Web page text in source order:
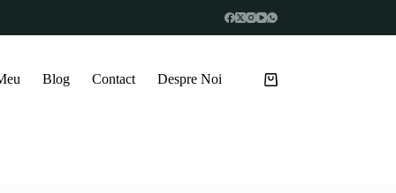
Blog Contact Despre Noi
Coș